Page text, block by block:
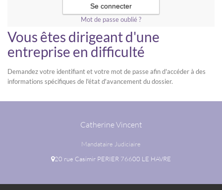
Mot de passe oublié ?
Vous êtes dirigeant d'une
entreprise en difficulté
Demandez votre identifiant et votre mot de passe afin d'accéder à des
informations spécifiques de l'état d'avancement du dossier.
Catherine Vincent
Mandataire Judiciaire
20 rue Casimir PERIER 76600 LE HAVRE